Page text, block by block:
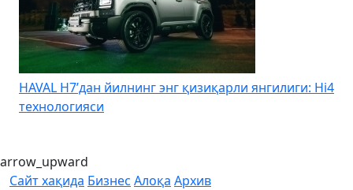
HAVAL H7’дан йилнинг энг қизиқарли янгилиги: Hi4
технологияси
arrow_upward
Сайт хақида Бизнес Алоқа Архив